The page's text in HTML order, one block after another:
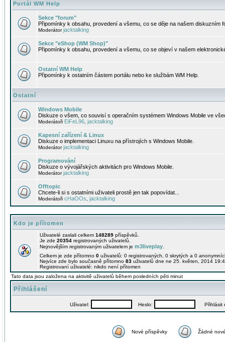
Portál WM Help
Sekce "forum"
Připomínky k obsahu, provedení a všemu, co se děje na našem diskuzním
Moderátorjacktalking
Sekce "eShop (WM Shop)"
Připomínky k obsahu, provedení a všemu, co se objeví v našem
Ostatní WM Help
Připomínky k ostatním částem portálu nebo ke službám WM Help.
Ostatní
Windows Mobile
Diskuze o všem, co souvisí s operačním systémem Windows Mobile ve
Moderátoři EiFeL96 jacktalking
Kapesní zařízení & Linux
Diskuze o implementaci Linuxu na přístrojích s Windows Mobile.
Moderátorjacktalking
Programování
Diskuze o vývojářských aktivitách pro Windows Mobile.
Moderátorjacktalking
Offtopic
Chcete-li si s ostatními uživateli prostě jen tak popovídat...
Moderátoři cHaOOs jacktalking
Kdo je přítomen
Uživatelé zaslali celkem 148289 příspěvků.
Je zde 20354 registrovaných uživatelů.
Nejnovějším registrovaným uživatelem je m3liveplay
Celkem je zde přítomno 0 uživatelů: 0 registrovaných, 0 skrytých a 0
Nejvíce zde bylo současně přítomno 83 uživatelů dne ne 25. květen, 2014
Registrovaní uživatelé: nikdo není přítomen
Tato data jsou založena na aktivitě uživatelů během posledních pěti minut
Přihlášení
Uživatel: Heslo: Přihlásit
Nové příspěvky Žádné